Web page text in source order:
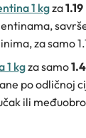
1 kgza
za samo
1 kgza samo
po odličnoj
ili